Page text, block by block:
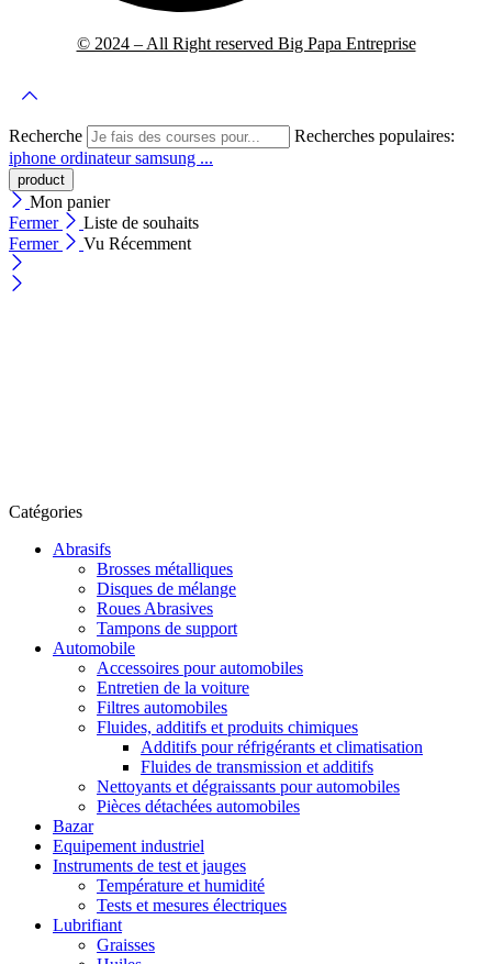
© 2024 – All Right reserved Big Papa Entreprise
Recherche
Recherches populaires:
iphone ordinateursamsung ...
Mon panier
Fermer
Liste de souhaits
Fermer
Vu Récemment
Catégories
Abrasifs
Brosses métalliques
Disques de mélange
Roues Abrasives
Tampons de support
Automobile
Accessoires pour automobiles
Entretien de la voiture
Filtres automobiles
Fluides, additifs et produits chimiques
Additifs pour réfrigérants et climatisation
Fluides de transmission et additifs
Nettoyants et dégraissants pour automobiles
Pièces détachées automobiles
Bazar
Equipement industriel
Instruments de test et jauges
Température et humidité
Tests et mesures électriques
Lubrifiant
Graisses